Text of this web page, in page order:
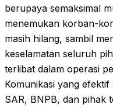
berupaya semaksimal
menemukan korban-
masih hilang, sambil
keselamatan seluruh
terlibat dalam operasi
Komunikasi yang efektif
SAR, BNPB, dan pihak